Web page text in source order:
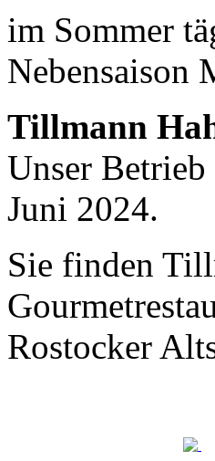
Modernes
Regionalität,
Wirtschaftlichkeit.
Geheimnisse, die
im Sommer
Nebensaison
Tillmann
Unser
Juni 2024.
Sie finden
Rostocker